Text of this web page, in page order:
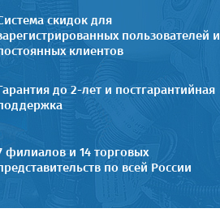
скидок для
пользователей и
клиентов
до 2-лет и постгарантийная
филиалов и 14 торговых
по всей России